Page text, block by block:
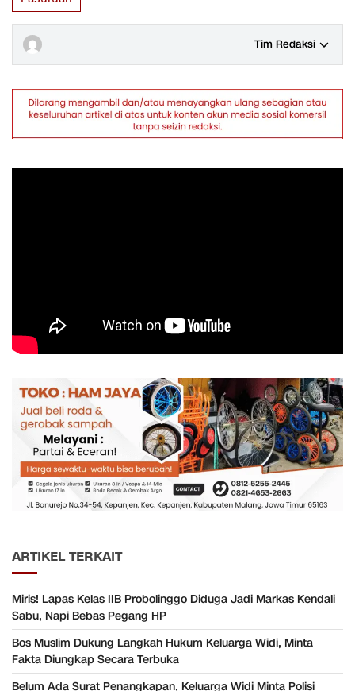
Tim Redaksi
ARTIKEL TERKAIT
Miris! Lapas Kelas IIB Probolinggo Diduga Jadi Markas Kendali
Sabu, Napi Bebas Pegang HP
Bos Muslim Dukung Langkah Hukum Keluarga Widi, Minta
Fakta Diungkap Secara Terbuka
Belum Ada Surat Penangkapan, Keluarga Widi Minta Polisi